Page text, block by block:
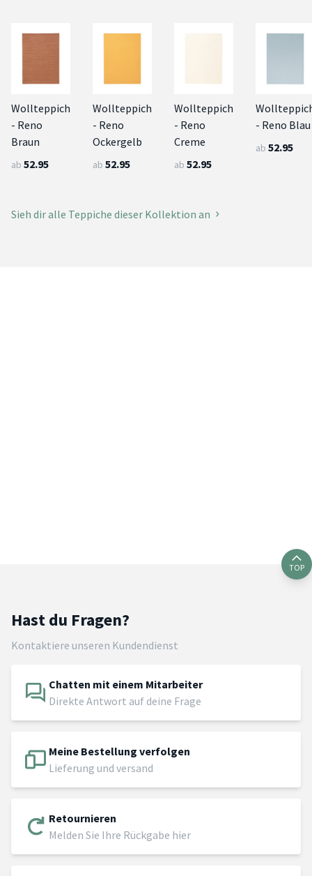
Wollteppich
- Reno
Braun
ab 52.95
Wollteppich
- Reno
Ockergelb
ab 52.95
Wollteppich
- Reno
Creme
ab 52.95
- Reno Blau
ab 52.95
Sieh dir alle Teppiche dieser Kollektion an
TOP
Hast du Fragen?
Kontaktiere unseren Kundendienst
Chatten mit einem Mitarbeiter
Direkte Antwort auf deine Frage
Meine Bestellung verfolgen
Lieferung und versand
Retournieren
Melden Sie Ihre Rückgabe hier